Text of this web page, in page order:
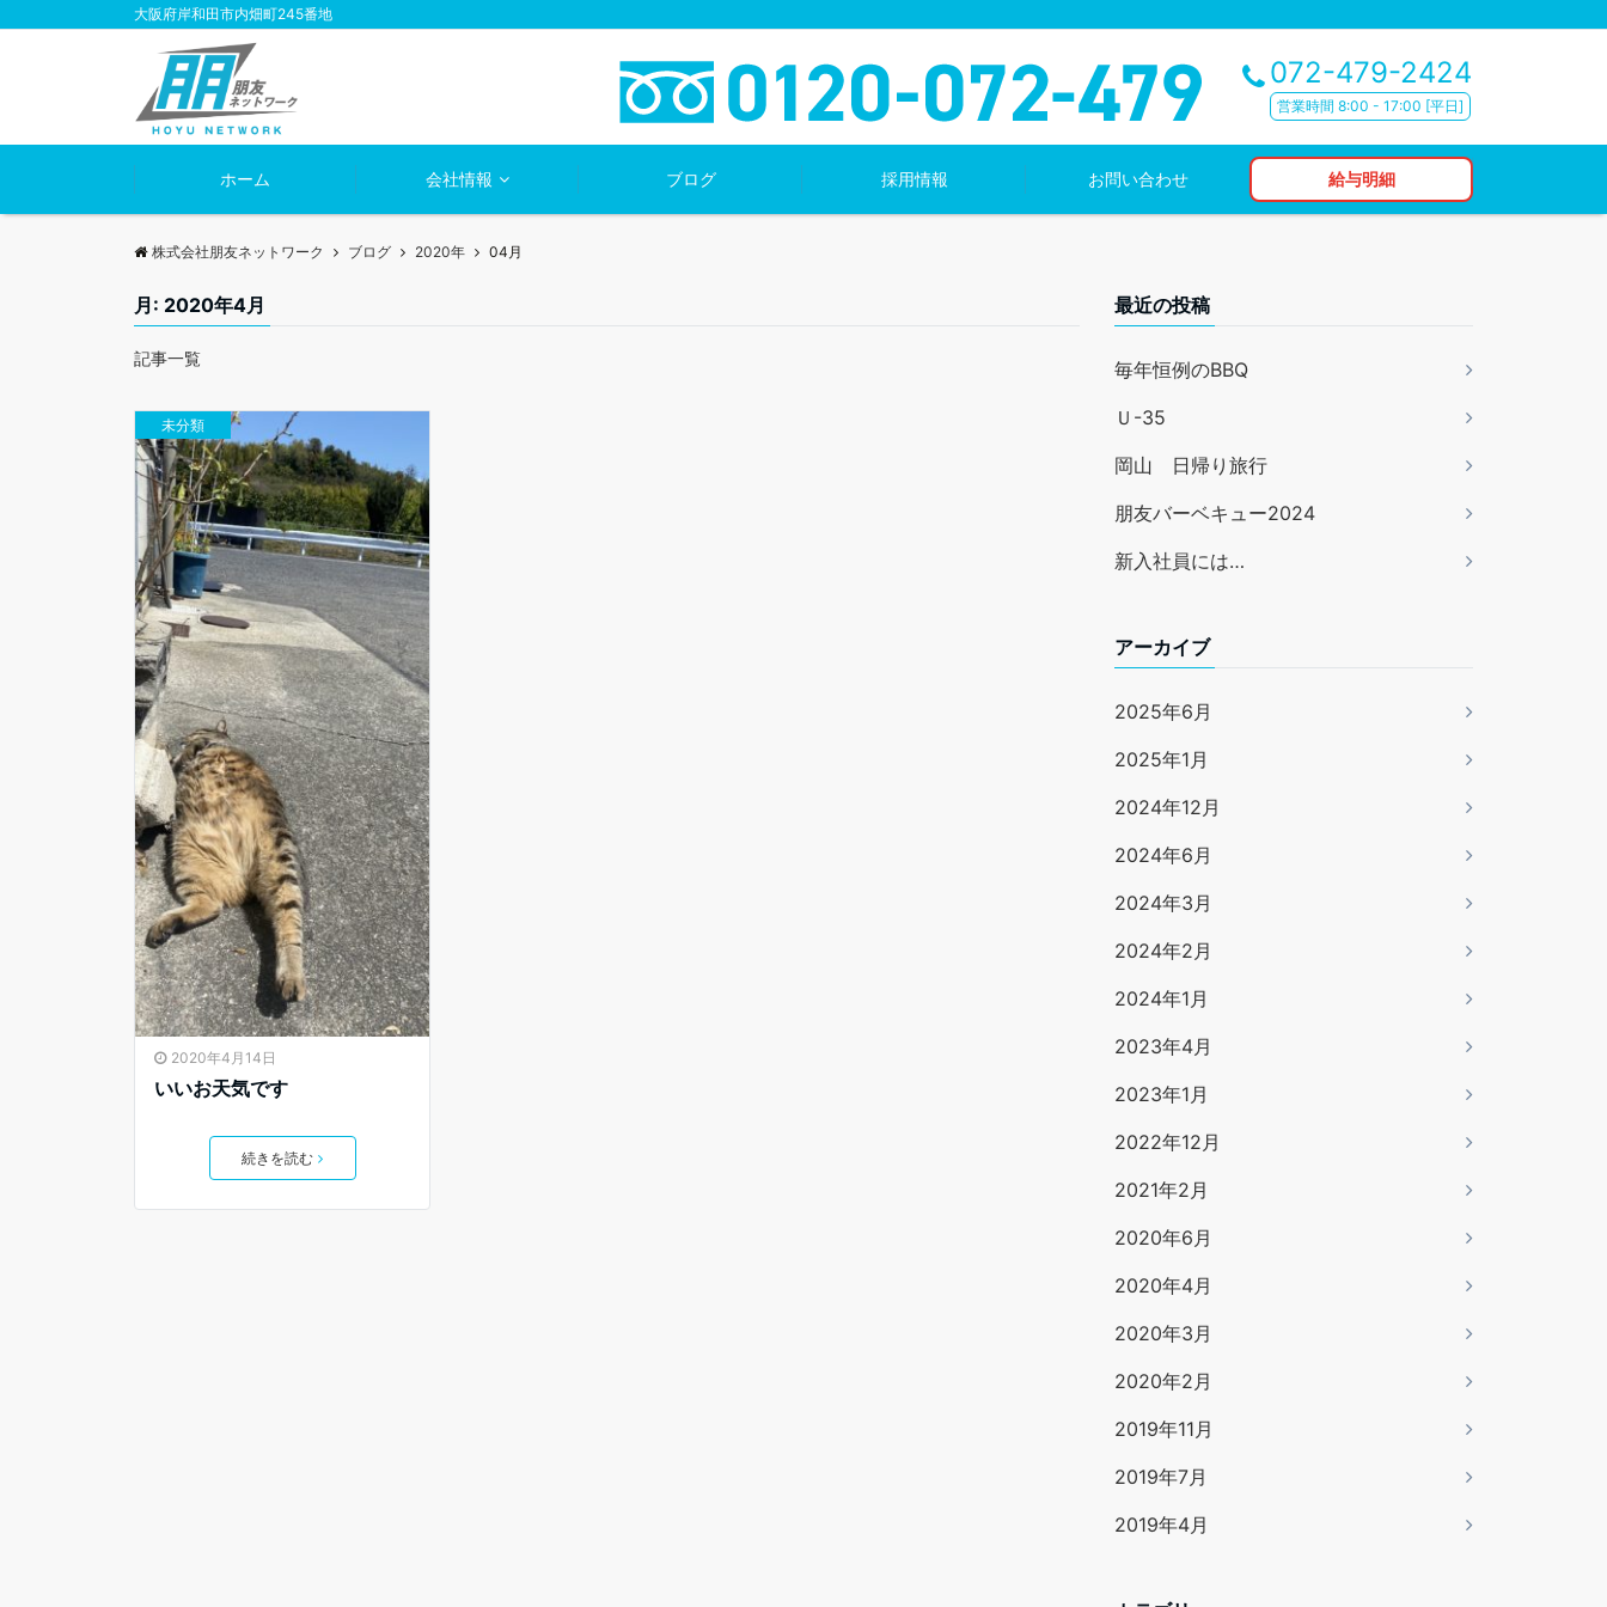
大阪府岸和田市内畑町245番地
072-479-2424
営業時間 8:00 - 17:00 [平日]
ホーム 会社情報 ブログ 採用情報 お問い合わせ 給与明細
株式会社朋友ネットワーク ブログ 2020年 04月
月: 2020年4月
記事一覧
未分類
2020年4月14日
いいお天気です
続きを読む
最近の投稿
毎年恒例のBBQ
Ｕ-35
岡山 日帰り旅行
朋友バーベキュー2024
新入社員には…
アーカイブ
2025年6月
2025年1月
2024年12月
2024年6月
2024年3月
2024年2月
2024年1月
2023年4月
2023年1月
2022年12月
2021年2月
2020年6月
2020年4月
2020年3月
2020年2月
2019年11月
2019年7月
2019年4月